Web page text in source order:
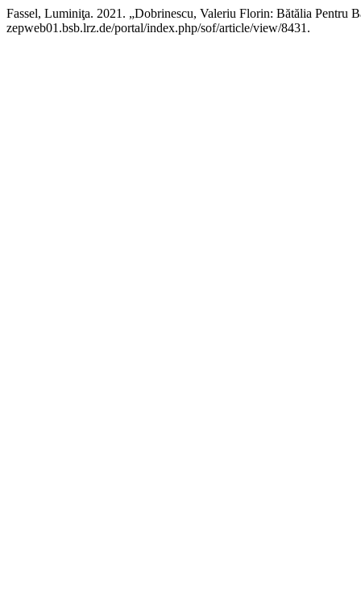
Fassel, Luminiţa. 2021. „Dobrinescu, Valeriu Florin: Bătălia Pentru
zepweb01.bsb.lrz.de/portal/index.php/sof/article/view/8431.